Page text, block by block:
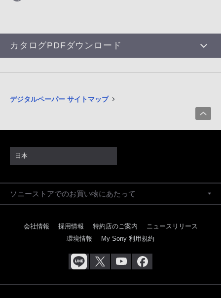
カタログPDFダウンロード
デジタルペーパー サイトマップ
日本
ソニーストアでのお買い物にあたって
会社情報 採用情報 特約店のご案内
ニュースリリース
環境情報
My Sony 利用規約